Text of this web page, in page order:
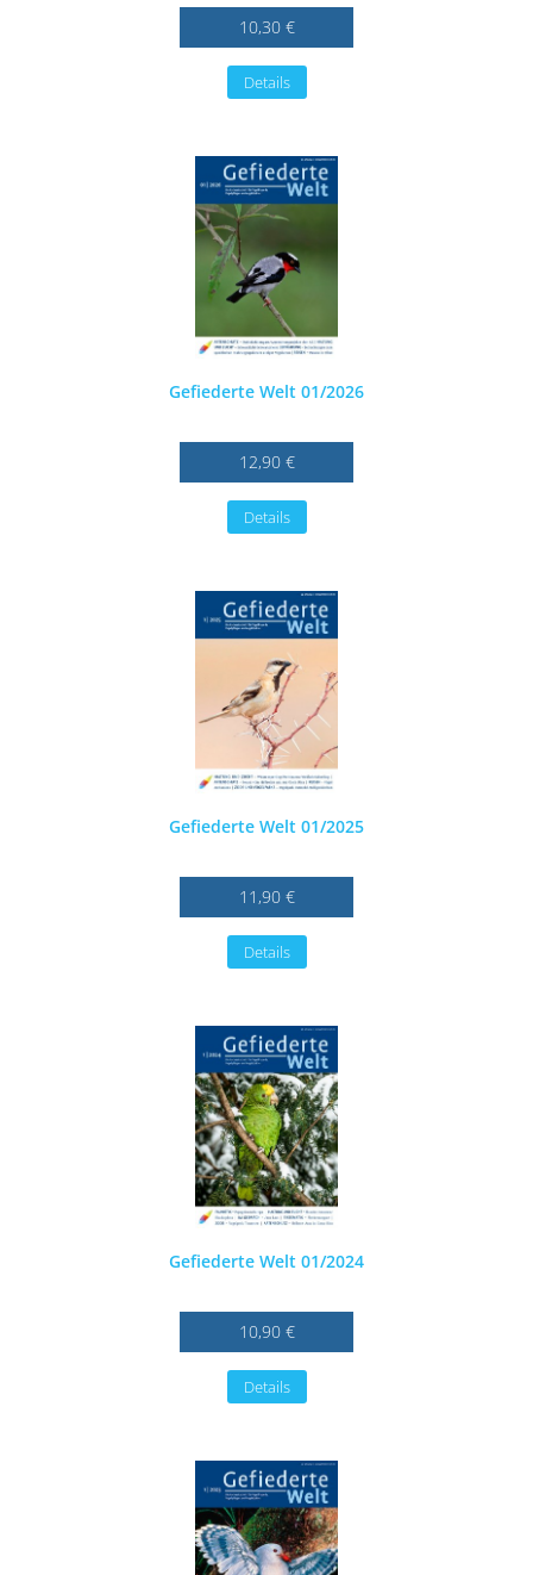
10,30 €
Details
Gefiederte Welt 01/2026
12,90 €
Details
Gefiederte Welt 01/2025
11,90 €
Details
Gefiederte Welt 01/2024
10,90 €
Details